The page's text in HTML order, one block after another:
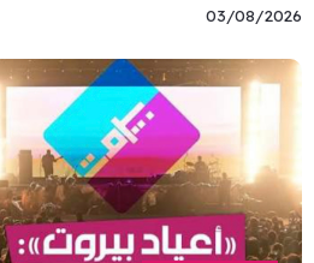
03/08/2026